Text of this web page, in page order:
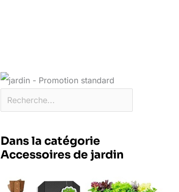
Dans la catégorie
Accessoires de jardin